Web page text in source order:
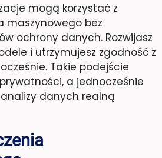
mogą korzystać z
maszynowego bez
ochrony danych. Rozwijasz
i utrzymujesz zgodność z
Takie podejście
a jednocześnie
danych realną